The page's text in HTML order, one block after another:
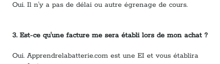
Oui. Il n'y a pas de délai ou autre égrenage de cours.
3. Est-ce qu'une facture me sera établi lors de mon achat ?
Oui. Apprendrelabatterie.com est une EI et vous établira